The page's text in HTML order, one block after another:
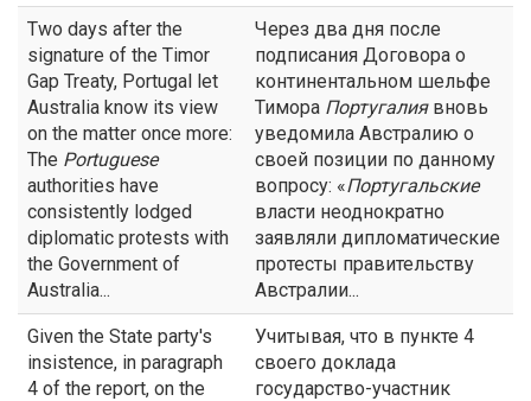
Two days after the
signature of the Timor
Gap Treaty, Portugal let
Australia know its view
on the matter once more:
The Portuguese
authorities have
consistently lodged
diplomatic protests with
the Government of
Australia...
Через два дня после
подписания Договора о
континентальном шельфе
Тимора Португалиявновь
уведомила Австралию о
своей позиции по данному
вопросу: «Португальские
власти неоднократно
заявляли дипломатические
протесты правительству
Австралии...
Given the State party's
insistence, in paragraph
4 of the report, on the
Учитывая, что в пункте 4
своего доклада
государство-участник